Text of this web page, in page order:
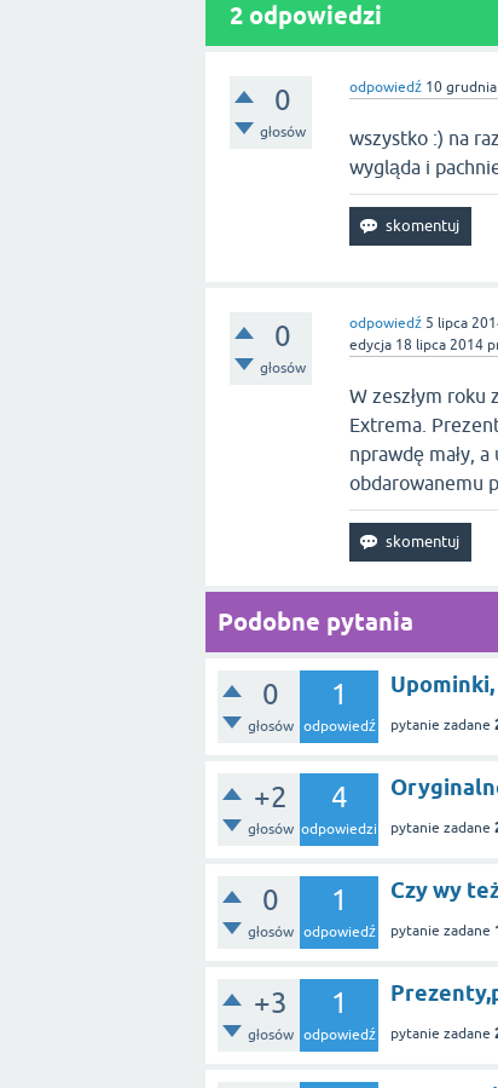
2 odpowiedzi
0
głosów
odpowiedź 10
wszystko :) na
wygląda i
0
głosów
odpowiedź 5 lipca
edycja 18 lipca 2014
W zeszłym roku
Extrema.
nprawdę mały,
obdarowanemu
Podobne pytania
0
głosów
1
odpowiedź pytanie zadane
+2
głosów
4
odpowiedzi pytanie zadane
0
głosów
1
odpowiedź
Czy wy
pytanie zadane
+3
głosów
1
odpowiedź pytanie zadane